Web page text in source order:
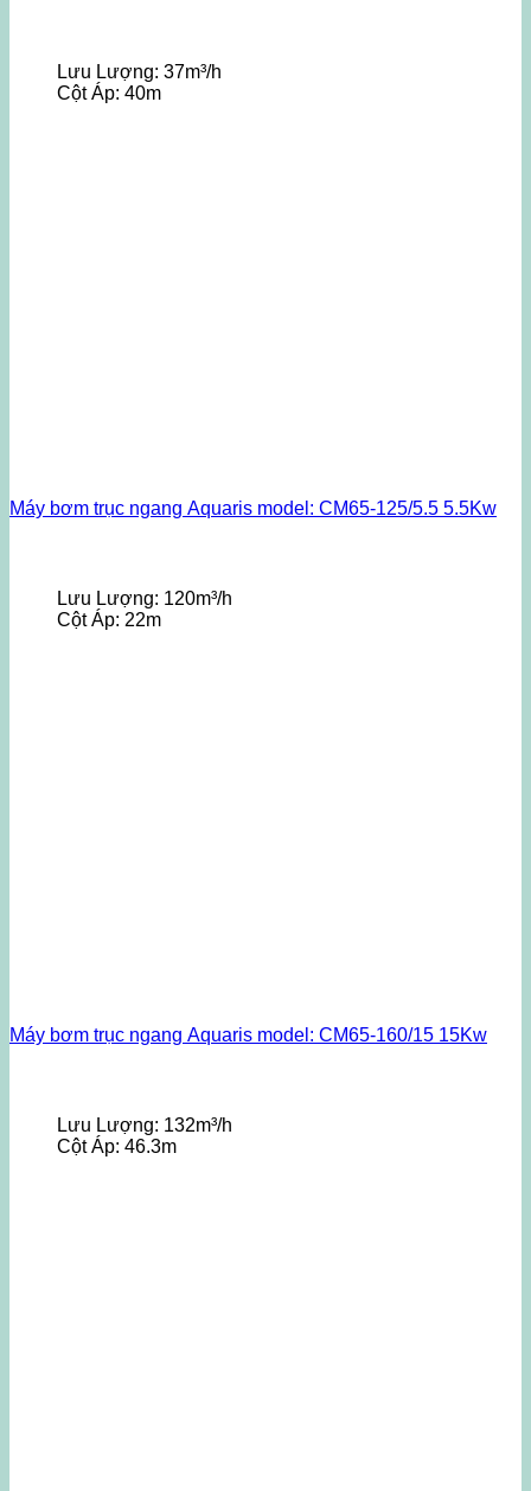
Lưu Lượng: 37m³/h
Cột Áp: 40m
Máy bơm trục ngang Aquaris model: CM65-125/5.5 5.5Kw
Lưu Lượng: 120m³/h
Cột Áp: 22m
Máy bơm trục ngang Aquaris model: CM65-160/15 15Kw
Lưu Lượng: 132m³/h
Cột Áp: 46.3m